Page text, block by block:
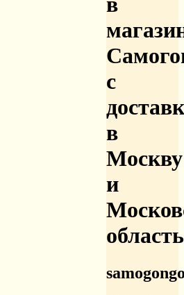
с
в
Москву
и
область